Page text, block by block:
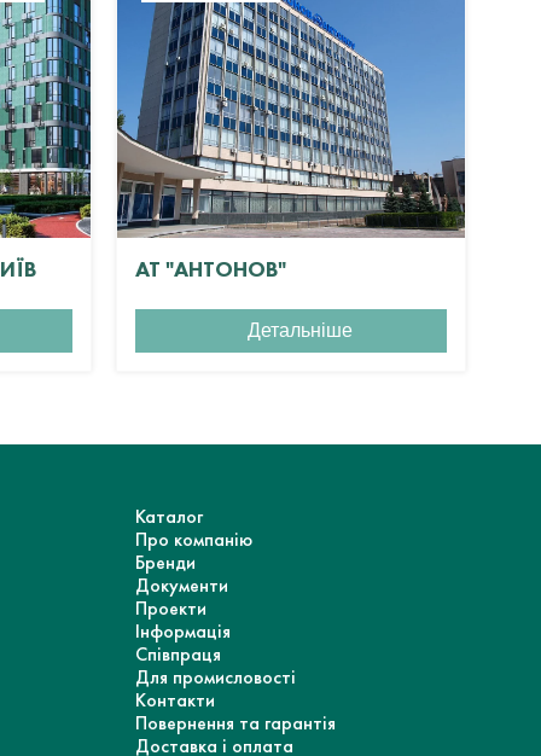
АТ "АНТОНОВ"
Детальніше
Каталог
Про компанію
Бренди
Документи
Проекти
Інформація
Співпраця
Для промисловості
Контакти
Повернення та гарантія
Доставка і оплата